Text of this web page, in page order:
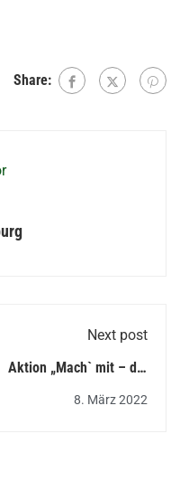
Share:
Next post
Aktion „Mach` mit – die
PPC bleibt fit“ –
8. März 2022